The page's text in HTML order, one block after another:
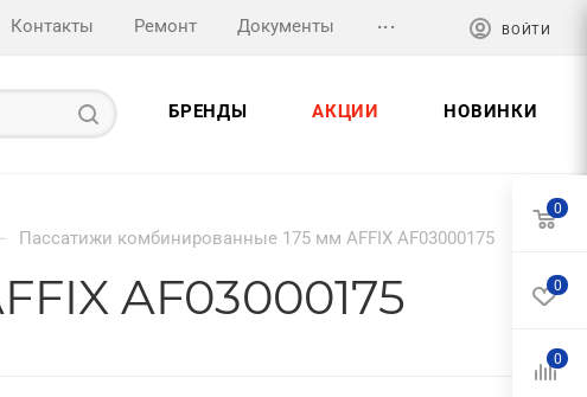
Контакты Ремонт Документы ... ВОЙТИ
БРЕНДЫ АКЦИИ НОВИНКИ
Пассатижи комбинированные 175 мм AFFIX AF03000175
AF03000175
0
0
0